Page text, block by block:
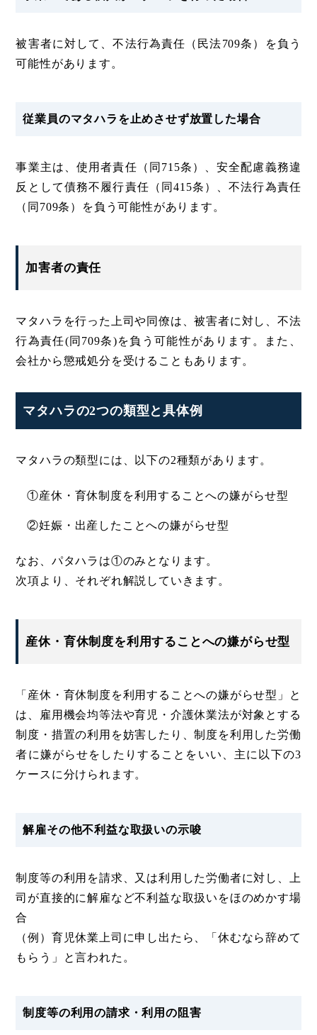
被害者に対して、不法行為責任（民法709条）を負う
可能性があります。
従業員のマタハラを止めさせず放置した場合
事業主は、使用者責任（同715条）、安全配慮義務違
反として債務不履行責任（同415条）、不法行為責任
（同709条）を負う可能性があります。
加害者の責任
マタハラを行った上司や同僚は、被害者に対し、不法
行為責任(同709条)を負う可能性があります。また、
会社から懲戒処分を受けることもあります。
マタハラの2つの類型と具体例
マタハラの類型には、以下の2種類があります。
①産休・育休制度を利用することへの嫌がらせ型
②妊娠・出産したことへの嫌がらせ型
なお、パタハラは①のみとなります。
次項より、それぞれ解説していきます。
産休・育休制度を利用することへの嫌がらせ型
「産休・育休制度を利用することへの嫌がらせ型」と
は、雇用機会均等法や育児・介護休業法が対象とする
制度・措置の利用を妨害したり、制度を利用した労働
者に嫌がらせをしたりすることをいい、主に以下の3
ケースに分けられます。
解雇その他不利益な取扱いの示唆
制度等の利用を請求、又は利用した労働者に対し、上
司が直接的に解雇など不利益な取扱いをほのめかす場
合
（例）育児休業上司に申し出たら、「休むなら辞めて
もらう」と言われた。
制度等の利用の請求・利用の阻害